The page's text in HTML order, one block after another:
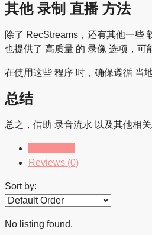
其他 录制 直播 方法
除了 RecStreams，还有其他一些
也提供了 高质量 的 录像 选项，可
在使用这些 程序 时，确保遵循 当
总结
总之，借助 录音流水 以及其他相
Reviews (0)
Sort by:
No listing found.